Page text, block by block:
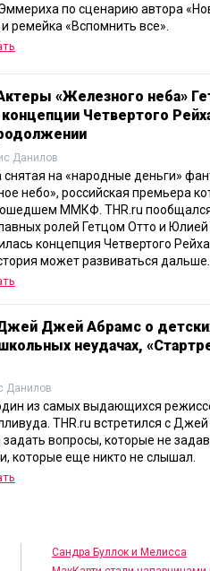
по сценарию автора
ремейка «Вспомнить все».
«Железного неба»
Четвертого
Данилов
на «народные деньги»
небо», российская премьера
ММКФ. THR.ru
ролей Гетцом Отто и
концепция Четвертого
может развиваться дальше.
Джей Абрамс о
неудачах,
Данилов
из самых выдающихся
THR.ru встретился с
вопросы, которые не
которые еще никто не слышал.
Сандра Буллок и Мелисса